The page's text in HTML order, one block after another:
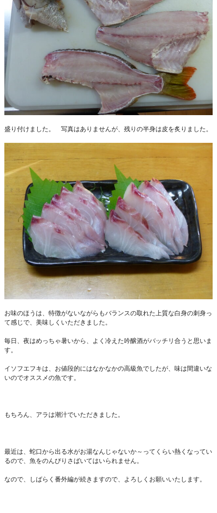
盛り付けました。 写真はありませんが、残りの半身は皮を炙りました。
お味のほうは、特徴がないながらもバランスの取れた上質な白身の刺身っ
て感じで、美味しくいただきました。
毎日、夜はめっちゃ暑いから、よく冷えた吟醸酒がバッチリ合うと思いま
す。
イソフエフキは、お値段的にはなかなかの高級魚でしたが、味は間違いな
いのでオススメの魚です。
もちろん、アラは潮汁でいただきました。
最近は、蛇口から出る水がお湯なんじゃないか～ってくらい熱くなってい
るので、魚をのんびりさばいてはいられません。
なので、しばらく番外編が続きますので、よろしくお願いいたします。